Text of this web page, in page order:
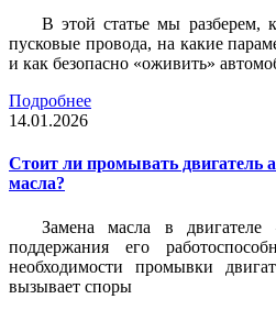
В этой статье мы разберем,
пусковые провода, на какие
и как безопасно «оживить»
Подробнее
14.01.2026
Стоит ли промывать двигатель
масла?
Замена масла в
поддержания его
необходимости промывки
вызывает споры